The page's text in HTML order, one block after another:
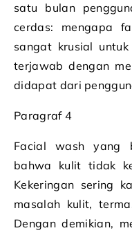
satu bulan
cerdas: mengapa
sangat krusial
terjawab dengan
didapat dari
Paragraf 4
Facial wash yang
bahwa kulit tidak
Kekeringan sering
masalah kulit,
Dengan demikian,